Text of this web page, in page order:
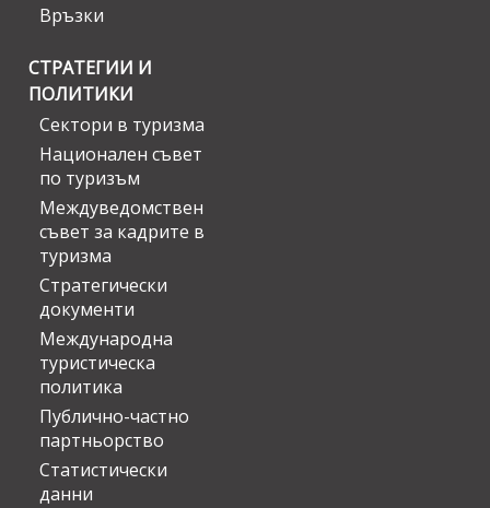
Връзки
СТРАТЕГИИ И
ПОЛИТИКИ
Сектори в туризма
Национален съвет
по туризъм
Междуведомствен
съвет за кадрите в
туризма
Стратегически
документи
Международна
туристическа
политика
Публично-частно
партньорство
Статистически
данни